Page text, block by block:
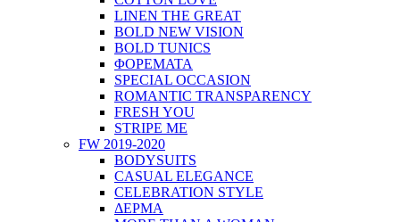
LINEN THE GREAT
BOLD NEW VISION
BOLD TUNICS
ΦΟΡΕΜΑΤΑ
SPECIAL OCCASION
ROMANTIC TRANSPARENCY
FRESH YOU
STRIPE ME
FW 2019-2020
BODYSUITS
CASUAL ELEGANCE
CELEBRATION STYLE
ΔΕΡΜΑ